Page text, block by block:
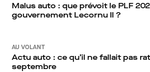
Malus auto : que prévoit le PLF
gouvernement Lecornu II ?
AU VOLANT
Actu auto : ce qu’il ne fallait pas
septembre